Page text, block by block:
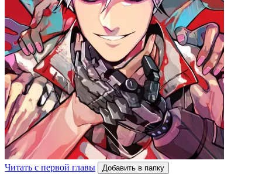
Читать с первой главы Добавить в папку